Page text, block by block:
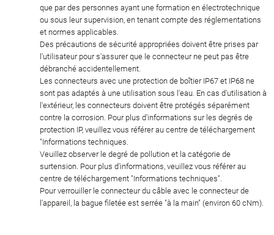
que par des personnes ayant une formation en électrotechnique
ou sous leur supervision, en tenant compte des réglementations
et normes applicables.
Des précautions de sécurité appropriées doivent être prises par
l'utilisateur pour s'assurer que le connecteur ne peut pas être
débranché accidentellement.
Les connecteurs avec une protection de boîtier IP67 et IP68 ne
sont pas adaptés à une utilisation sous l'eau. En cas d'utilisation à
l'extérieur, les connecteurs doivent être protégés séparément
contre la corrosion. Pour plus d'informations sur les degrés de
protection IP, veuillez vous référer au centre de téléchargement
"Informations techniques.
Veuillez observer le degré de pollution et la catégorie de
surtension. Pour plus d'informations, veuillez vous référer au
centre de téléchargement "Informations techniques".
Pour verrouiller le connecteur du câble avec le connecteur de
l'appareil, la bague filetée est serrée "à la main" (environ 60 cNm).